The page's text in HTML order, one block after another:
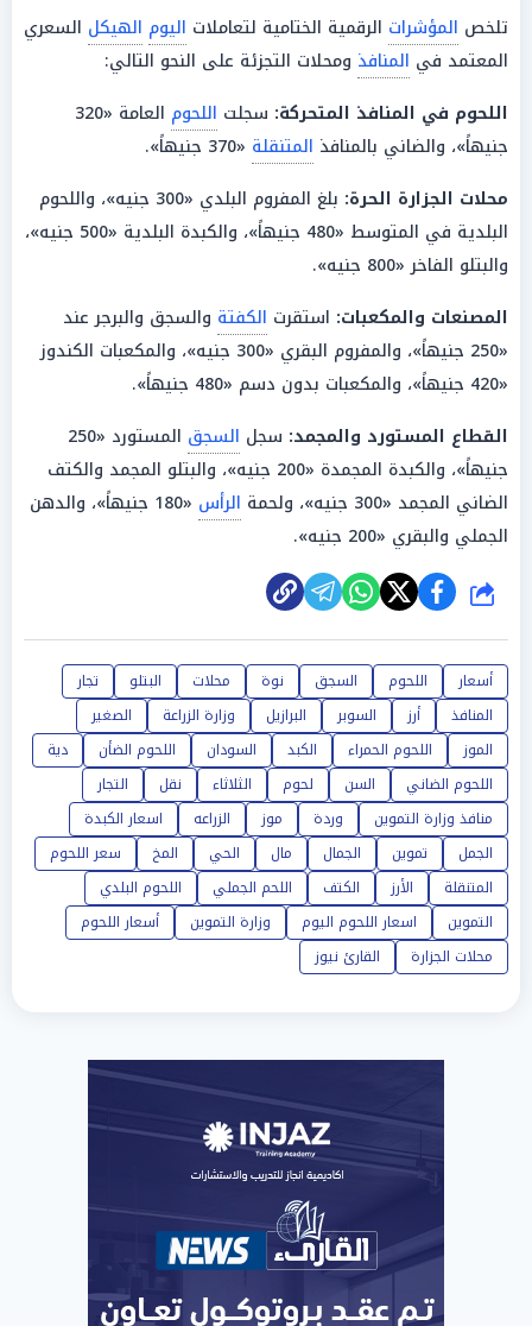
تلخص المؤشرات الرقمية الختامية لتعاملات اليوم الهيكل السعري
المعتمد في المنافذ ومحلات التجزئة على النحو التالي:
اللحوم في المنافذ المتحركة: سجلت اللحوم
العامة «320
جنيهاً»، والضاني بالمنافذ المتنقلة «370 جنيهاً».
محلات الجزارة الحرة:
بلغ المفروم البلدي «300 جنيه»، واللحوم
البلدية في المتوسط «480 جنيهاً»، والكبدة البلدية «500 جنيه»،
والبتلو الفاخر «800 جنيه».
المصنعات والمكعبات: استقرت الكفتة والسجق والبرجر عند
«250 جنيهاً»، والمفروم البقري «300 جنيه»، والمكعبات الكندوز
«420 جنيهاً»، والمكعبات بدون دسم «480 جنيهاً».
القطاع المستورد والمجمد: سجل السجق
المستورد «250
جنيهاً»، والكبدة المجمدة «200 جنيه»، والبتلو المجمد والكتف
الضاني المجمد «300 جنيه»، ولحمة
الرأس
«180 جنيهاً»، والدهن
الجملي والبقري «200 جنيه».
شارك
أسعار اللحوم السجق نوة محلات البتلو
تجار
المنافذ
أرز السوبر البرازيل وزارة الزراعة
الصغير
الموز
اللحوم الحمراء الكبد السودان اللحوم الضأن
دية
اللحوم الضاني
السن لحوم الثلاثاء نقل
التجار
منافذ وزارة التموين
وردة موز الزراعه
اسعار الكبدة
الجمل
تموين الجمال مال الحي المخ
سعر اللحوم
المتنقلة
الأرز الكتف اللحم الجملي
اللحوم البلدي
التموين
اسعار اللحوم اليوم وزارة التموين
أسعار اللحوم
محلات الجزارة
القارئ نيوز